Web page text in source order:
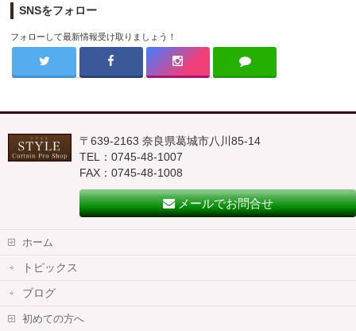
SNSをフォロー
フォローして最新情報受け取りましょう！
〒639-2163 奈良県葛城市八川85-14
TEL：0745-48-1007
FAX：0745-48-1008
メールでお問合せ
ホーム
トピックス
ブログ
初めての方へ